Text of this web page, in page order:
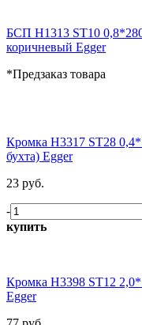
БСП H1313 ST10
коричневый Egger
*Предзаказ товара
Кромка H3317 ST28
бухта) Egger
23 руб.
-
купить
Кромка H3398 ST12
Egger